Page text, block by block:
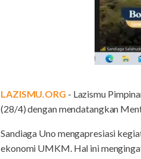
LAZISMU.ORG - Lazismu
(28/4) dengan mendatangkan
Sandiaga Uno mengapresiasi
ekonomi UMKM. Hal ini